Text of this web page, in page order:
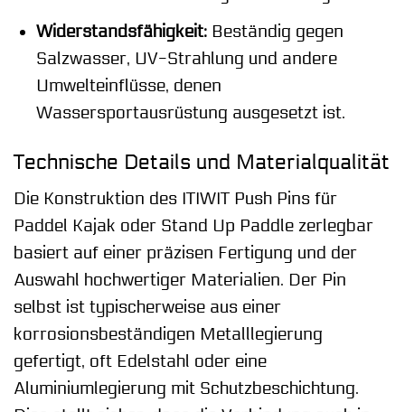
Widerstandsfähigkeit:Beständig gegen
Salzwasser, UV-Strahlung und andere
Umwelteinflüsse, denen
Wassersportausrüstung ausgesetzt ist.
Technische Details und Materialqualität
Die Konstruktion des ITIWIT Push Pins für
Paddel Kajak oder Stand Up Paddle zerlegbar
basiert auf einer präzisen Fertigung und der
Auswahl hochwertiger Materialien. Der Pin
selbst ist typischerweise aus einer
korrosionsbeständigen Metalllegierung
gefertigt, oft Edelstahl oder eine
Aluminiumlegierung mit Schutzbeschichtung.